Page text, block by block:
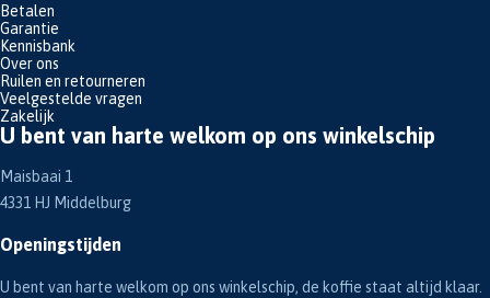
Betalen
Garantie
Kennisbank
Over ons
Ruilen en retourneren
Veelgestelde vragen
Zakelijk
U bent van harte welkom op ons winkelschip
Maisbaai 1
4331 HJ Middelburg
Openingstijden
U bent van harte welkom op ons winkelschip, de koffie staat altijd klaar.